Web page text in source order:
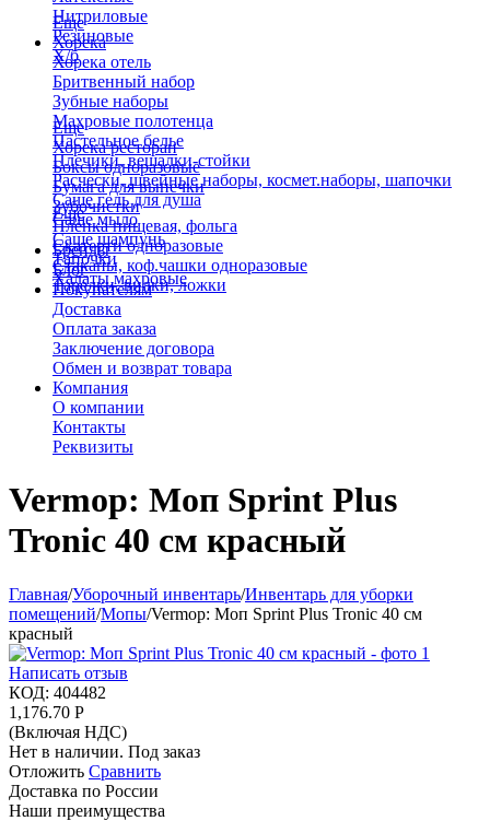
Нитриловые
Резиновые
Х/б
Еще
Хорека
Хорека отель
Бритвенный набор
Зубные наборы
Махровые полотенца
Пастельное белье
Плечики, вешалки-стойки
Расчески, швейные наборы, космет.наборы, шапочки
Саше гель для душа
Саше мыло
Саше шампунь
Тапочки
Халаты махровые
Еще
Хорека ресторан
Боксы одноразовые
Бумага для выпечки
Зубочистки
Пленка пищевая, фольга
Скатерти одноразовые
Стаканы, коф.чашки одноразовые
Тарелки, вилки, ложки
Еще
Бренды
Блог
Покупателям
Доставка
Оплата заказа
Заключение договора
Обмен и возврат товара
Компания
О компании
Контакты
Реквизиты
Vermop: Моп Sprint Plus
Tronic 40 см красный
Главная/Уборочный инвентарь/Инвентарь для уборки
помещений/Мопы/Vermop: Моп Sprint Plus Tronic 40 см
красный
Написать отзыв
КОД: 404482
1,176.70 Р
(Включая НДС)
Нет в наличии. Под заказ
Отложить Сравнить
Доставка по России
Наши преимущества